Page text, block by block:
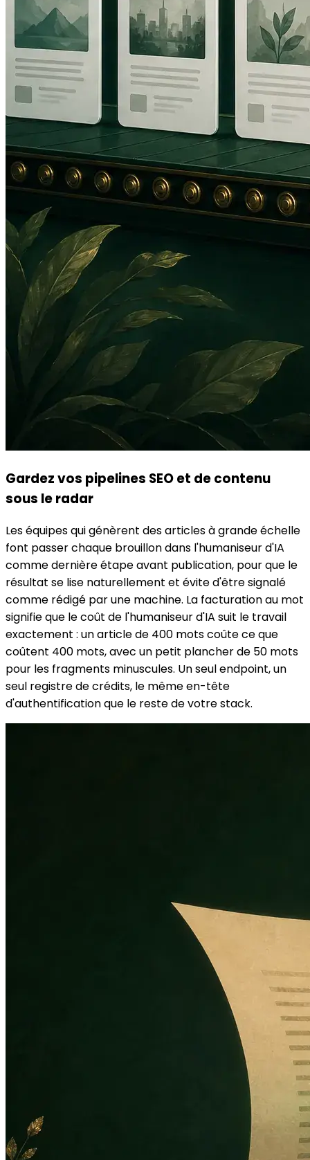
Gardez vos pipelines SEO et de contenu
sous le radar
Les équipes qui génèrent des articles à grande échelle
font passer chaque brouillon dans l'humaniseur d'IA
comme dernière étape avant publication, pour que le
résultat se lise naturellement et évite d'être signalé
comme rédigé par une machine. La facturation au mot
signifie que le coût de l'humaniseur d'IA suit le travail
exactement : un article de 400 mots coûte ce que
coûtent 400 mots, avec un petit plancher de 50 mots
pour les fragments minuscules. Un seul endpoint, un
seul registre de crédits, le même en-tête
d'authentification que le reste de votre stack.